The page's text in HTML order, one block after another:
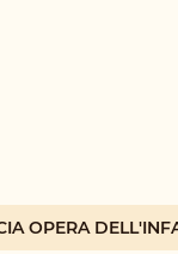
OPERA